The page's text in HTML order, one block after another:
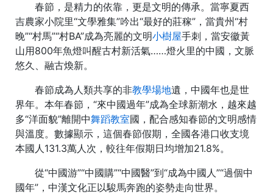
春節，是精力的依靠，更是文明的傳承。當寧夏西
吉農家小院里“文學雅集”吟出“最好的莊稼”，當貴州“村
晚”“村馬”“村BA”成為亮麗的文明小樹屋手刺，當安徽黃
山用800年魚燈叫醒古村新活氣……燈火里的中國，文脈
悠久、融古煥新。
春節成為人類共享的非教學場地遺，中國年也是世
界年。本年春節，“來中國過年”成為全球新潮水，越來越
多“洋面貌”離開中舞蹈教室國，配合感知春節的文明感情
與溫度。數據顯示，這個春節假期，全國各港口收支境
本國人131.3萬人次，較往年假期日均增加21.8%。
從“中國游”“中國購”“中國醫”到“成為中國人”“過個中
國年”，中漢文化正以駿馬奔跑的姿勢走向世界。